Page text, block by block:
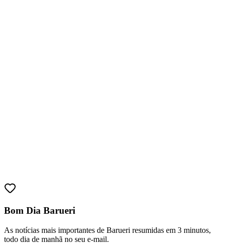
Bom Dia Barueri
As notícias mais importantes de Barueri resumidas em 3 minutos,
todo dia de manhã no seu e-mail.